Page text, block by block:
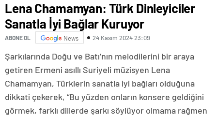
Lena Chamamyan: Türk Dinleyiciler
Sanatla İyi Bağlar Kuruyor
ABONE OL News 24 Kasım 2024 23:09
Şarkılarında Doğu ve Batı’nın melodilerini bir araya
getiren Ermeni asıllı Suriyeli müzisyen Lena
Chamamyan, Türklerin sanatla iyi bağları olduğuna
dikkati çekerek, “Bu yüzden onların konsere geldiğini
görmek, farklı dillerde şarkı söylüyor olmama rağmen